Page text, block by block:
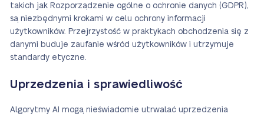
takich jak Rozporządzenie ogólne o ochronie danych (GDPR),
są niezbędnymi krokami w celu ochrony informacji
użytkowników. Przejrzystość w praktykach obchodzenia się z
danymi buduje zaufanie wśród użytkowników i utrzymuje
standardy etyczne.
Uprzedzenia i sprawiedliwość
Algorytmy AI mogą nieświadomie utrwalać uprzedzenia